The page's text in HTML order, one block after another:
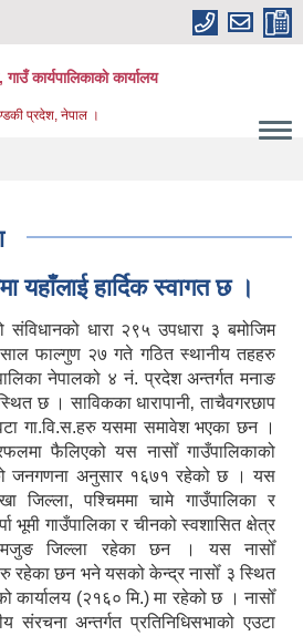
गाउँ कार्यपालिकाकाे कार्यालय
प्रदेश, नेपाल ।
यहाँलाई हार्दिक स्वागत छ ।
संविधानको धारा २९५ उपधारा ३ बमोजिम
फाल्गुण २७ गते गठित स्थानीय तहहरु
नेपालको ४ नं. प्रदेश अन्तर्गत मनाङ
छ । साविकका धारापानी‚ ताचैवगरछाप
गा.वि.स.हरु यसमा समावेश भएका छन ।
फैलिएको यस नासोँ गाउँपालिकाको
जनगणना अनुसार १६७१ रहेको छ । यस
जिल्ला, पश्चिममा चामे गाउँपालिका र
भूमी गाउँपालिका र चीनको स्वशासित क्षेत्र
लमजुङ जिल्ला रहेका छन । यस नासोँ
रहेका छन भने यसको केन्द्र नासोँ ३ स्थित
कार्यालय (२१६० मि.) मा रहेको छ । नासोँ
संरचना अन्तर्गत प्रतिनिधिसभाको एउटा